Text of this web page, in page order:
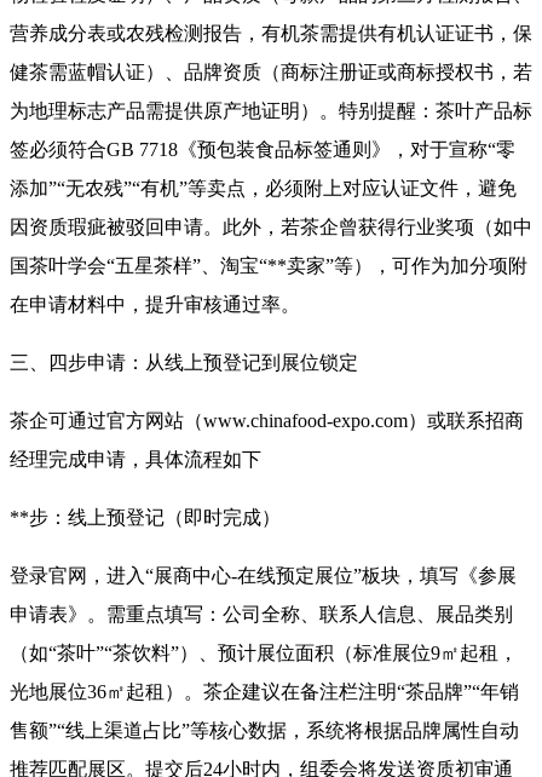
营养成分表或农残检测报告，有机茶需提供有机认证证书，保
健茶需蓝帽认证）、品牌资质（商标注册证或商标授权书，若
为地理标志产品需提供原产地证明）。特别提醒：茶叶产品标
签必须符合GB 7718《预包装食品标签通则》，对于宣称“零
添加”“无农残”“有机”等卖点，必须附上对应认证文件，避免
因资质瑕疵被驳回申请。此外，若茶企曾获得行业奖项（如中
国茶叶学会“五星茶样”、淘宝“**卖家”等），可作为加分项附
在申请材料中，提升审核通过率。
三、四步申请：从线上预登记到展位锁定
茶企可通过官方网站（www.chinafood-expo.com）或联系招商
经理完成申请，具体流程如下
**步：线上预登记（即时完成）
登录官网，进入“展商中心-在线预定展位”板块，填写《参展
申请表》。需重点填写：公司全称、联系人信息、展品类别
（如“茶叶”“茶饮料”）、预计展位面积（标准展位9㎡起租，
光地展位36㎡起租）
。茶企建议在备注栏注明“茶品牌”“年销
售额”“线上渠道占比”等核心数据，系统将根据品牌属性自动
推荐匹配展区。提交后24小时内，组委会将发送资质初审通